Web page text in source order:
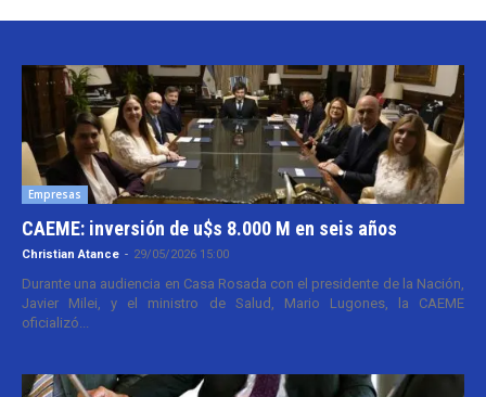
Empresas
CAEME: inversión de u$s 8.000 M en seis años
Christian Atance - 29/05/2026 15:00
Durante una audiencia en Casa Rosada con el presidente de la Nación,
Javier Milei, y el ministro de Salud, Mario Lugones, la CAEME
oficializó...